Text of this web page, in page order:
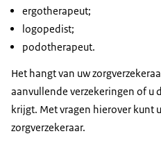
ergotherapeut;
logopedist;
podotherapeut.
Het hangt van uw
aanvullende verzekeringen of u
krijgt. Met vragen hierover kunt
zorgverzekeraar.